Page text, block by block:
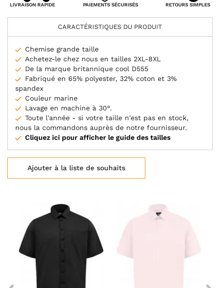
LIVRAISON RAPIDE PAIEMENTS SÉCURISÉS RETOURS SIMPLES
CARACTÉRISTIQUES DU PRODUIT
Chemise grande taille
Achetez-le chez nous en tailles 2XL-8XL
De la marque britannique cool D555
Fabriqué en 65% polyester, 32% coton et 3%
spandex
Couleur marine
Lavage en machine à 30°.
Toute l'année - si votre taille n'est pas en stock,
nous la commandons auprès de notre fournisseur.
Cliquez ici pour afficher le guide des tailles
Ajouter à la liste de souhaits